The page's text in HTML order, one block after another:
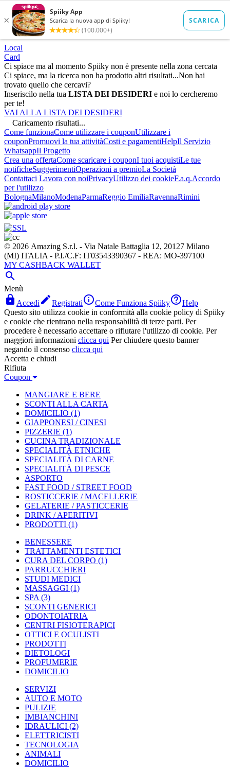
Local
Card
Ci spiace ma al momento Spiiky non è presente nella zona cercata
Ci spiace, ma la ricerca non ha prodotto altri risultati...Non hai
trovato quello che cercavi?
Inseriscilo nella tua LISTA DEI DESIDERI e noi lo cercheremo
per te!
VAI ALLA LISTA DEI DESIDERI
Caricamento risultati...
Come funzionaCome utilizzare i couponUtilizzare i
couponPromuovi la tua attivitàCosti e pagamentiHelpIl Servizio
WhatsappIl Progetto
Crea una offertaCome scaricare i couponI tuoi acquistiLe tue
notificheSuggerimentiOperazioni a premioLa Società
Contattaci Lavora con noiPrivacyUtilizzo dei cookieF.a.q.Accordo
per l'utilizzo
BolognaMilanoModenaParmaReggio EmiliaRavennaRimini
© 2026 Amazing S.r.l. - Via Natale Battaglia 12, 20127 Milano
(MI) ITALIA - P.I./C.F: IT03543390367 - REA: MO-397100
MY CASHBACK WALLET

Menù
 Accedi RegistratiCome Funziona SpiikyHelp
Questo sito utilizza cookie in conformità alla cookie policy di Spiiky
e cookie che rientrano nella responsabilità di terze parti. Per
procedere è necessario accettare o rifiutare l'utilizzo di cookie. Per
maggiori informazioni clicca qui Per chiudere questo banner
negando il consenso clicca qui
Accetta e chiudi
Rifiuta
Coupon
MANGIARE E BERE
SCONTI ALLA CARTA
DOMICILIO (1)
GIAPPONESI / CINESI
PIZZERIE (1)
CUCINA TRADIZIONALE
SPECIALITÀ ETNICHE
SPECIALITÀ DI CARNE
SPECIALITÀ DI PESCE
ASPORTO
FAST FOOD / STREET FOOD
ROSTICCERIE / MACELLERIE
GELATERIE / PASTICCERIE
DRINK / APERITIVI
PRODOTTI (1)
BENESSERE
TRATTAMENTI ESTETICI
CURA DEL CORPO (1)
PARRUCCHIERI
STUDI MEDICI
MASSAGGI (1)
SPA (3)
SCONTI GENERICI
ODONTOIATRIA
CENTRI FISIOTERAPICI
OTTICI E OCULISTI
PRODOTTI
DIETOLOGI
PROFUMERIE
DOMICILIO
SERVIZI
AUTO E MOTO
PULIZIE
IMBIANCHINI
IDRAULICI (2)
ELETTRICISTI
TECNOLOGIA
ANIMALI
DOMICILIO